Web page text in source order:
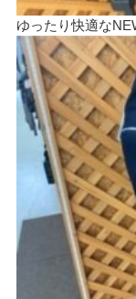
ゆったり快適な